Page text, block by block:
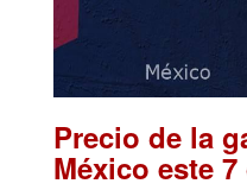
Precio de la
México este